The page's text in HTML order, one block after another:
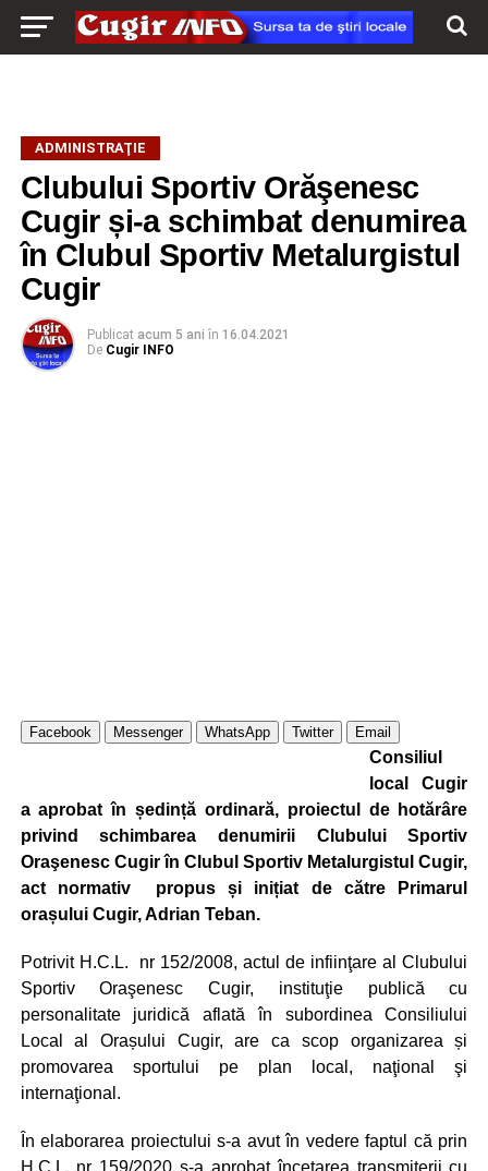
ADMINISTRAŢIE
Clubului Sportiv Orăşenesc
Cugir și-a schimbat denumirea
în Clubul Sportiv Metalurgistul
Cugir
Publicat acum 5 ani în 16.04.2021
De Cugir INFO
Facebook Messenger WhatsApp Twitter Email
Consiliul
local Cugir
a aprobat în ședință ordinară, proiectul de hotărâre
privind schimbarea denumirii Clubului Sportiv
Oraşenesc Cugir în Clubul Sportiv Metalurgistul Cugir,
act normativ propus și inițiat de către Primarul
orașului Cugir, Adrian Teban.
Potrivit H.C.L. nr 152/2008, actul de infiinţare al Clubului
Sportiv Oraşenesc Cugir, instituţie publică cu
personalitate juridică aflată în subordinea Consiliului
Local al Orașului Cugir, are ca scop organizarea și
promovarea sportului pe plan local, naţional şi
internaţional.
În elaborarea proiectului s-a avut în vedere faptul că prin
H.C.L. nr 159/2020 s-a aprobat încetarea transmiterii cu